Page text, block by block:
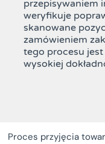
przepisywaniem
weryfikuje
skanowane
zamówieniem
tego procesu
wysokiej
Proces przyjęcia